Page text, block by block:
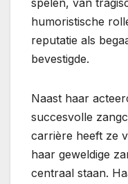
spelen, van
humoristische
reputatie als
bevestigde.
Naast haar
succesvolle
carrière heeft ze
haar geweldige
centraal staan.